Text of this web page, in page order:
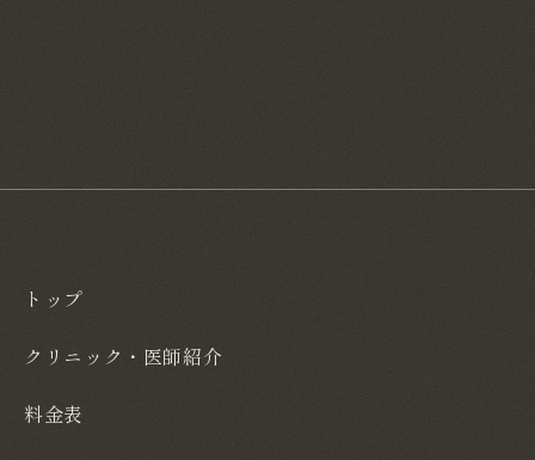
トップ
クリニック・医師紹介
料金表